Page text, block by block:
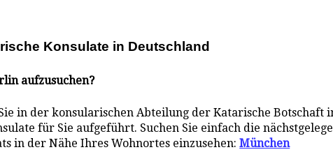
Konsulate in Deutschland
aufzusuchen?
in der konsularischen Abteilung der Katarische Botschaft
für Sie aufgeführt. Suchen Sie einfach die
in der Nähe Ihres Wohnortes einzusehen:München